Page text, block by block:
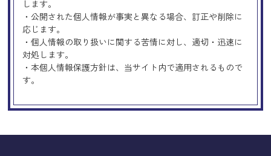
します。
・公開された個人情報が事実と異なる場合、訂正や削除に
応じます。
・個人情報の取り扱いに関する苦情に対し、適切・迅速に
対処します。
・本個人情報保護方針は、当サイト内で適用されるもので
す。
Googleアナリティクスの使用につい